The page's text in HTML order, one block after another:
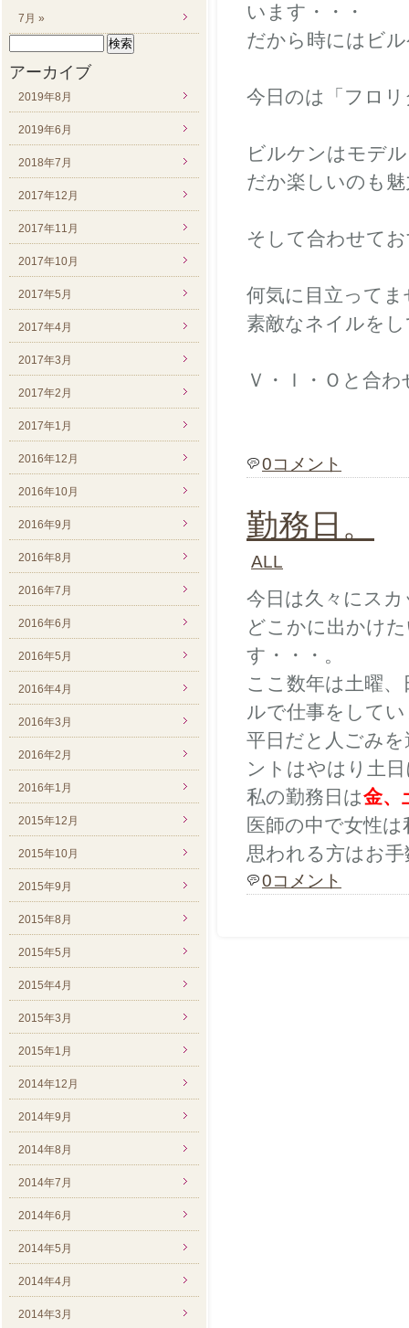
います・・・
だから時にはビ
今日のは「フロ
ビルケンはモデ
だか楽しいのも
そして合わせて
何気に目立って
素敵なネイルを
Ｖ・Ｉ・Ｏと合
0コメント
勤務日。
ALL
今日は久々にス
どこかに出かけ
す・・・。
ここ数年は土曜
ルで仕事をして
平日だと人ごみ
ントはやはり土
私の勤務日は金、
医師の中で女性
思われる方はお
0コメント
7月 »
アーカイブ
2019年8月
2019年6月
2018年7月
2017年12月
2017年11月
2017年10月
2017年5月
2017年4月
2017年3月
2017年2月
2017年1月
2016年12月
2016年10月
2016年9月
2016年8月
2016年7月
2016年6月
2016年5月
2016年4月
2016年3月
2016年2月
2016年1月
2015年12月
2015年10月
2015年9月
2015年8月
2015年5月
2015年4月
2015年3月
2015年1月
2014年12月
2014年9月
2014年8月
2014年7月
2014年6月
2014年5月
2014年4月
2014年3月